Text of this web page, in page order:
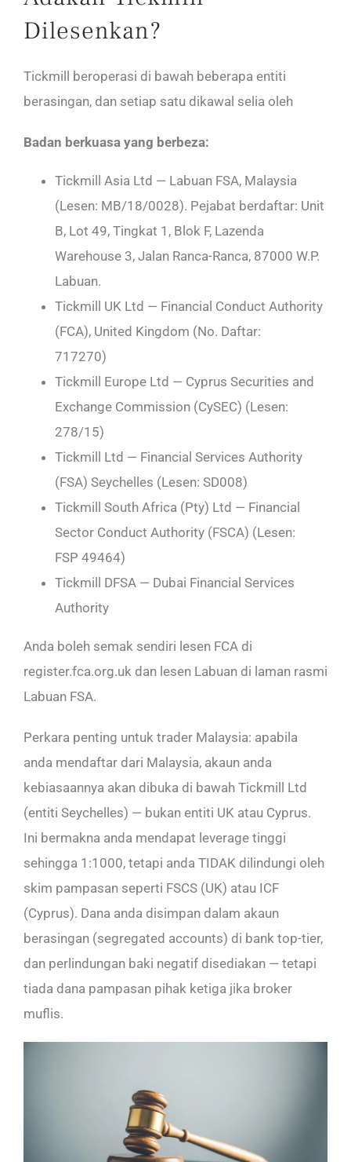
Dilesenkan?
Tickmill beroperasi di bawah beberapa entiti
berasingan, dan setiap satu dikawal selia oleh
Badan berkuasa yang berbeza:
Tickmill Asia Ltd — Labuan FSA, Malaysia
(Lesen: MB/18/0028). Pejabat berdaftar: Unit
B, Lot 49, Tingkat 1, Blok F, Lazenda
Warehouse 3, Jalan Ranca-Ranca, 87000 W.P.
Labuan.
Tickmill UK Ltd — Financial Conduct Authority
(FCA), United Kingdom (No. Daftar:
717270)
Tickmill Europe Ltd — Cyprus Securities and
Exchange Commission (CySEC) (Lesen:
278/15)
Tickmill Ltd — Financial Services Authority
(FSA) Seychelles (Lesen: SD008)
Tickmill South Africa (Pty) Ltd — Financial
Sector Conduct Authority (FSCA) (Lesen:
FSP 49464)
Tickmill DFSA — Dubai Financial Services
Authority
Anda boleh semak sendiri lesen FCA di
register.fca.org.uk dan lesen Labuan di laman rasmi
Labuan FSA.
Perkara penting untuk trader Malaysia: apabila
anda mendaftar dari Malaysia, akaun anda
kebiasaannya akan dibuka di bawah Tickmill Ltd
(entiti Seychelles) — bukan entiti UK atau Cyprus.
Ini bermakna anda mendapat leverage tinggi
sehingga 1:1000, tetapi anda TIDAK dilindungi oleh
skim pampasan seperti FSCS (UK) atau ICF
(Cyprus). Dana anda disimpan dalam akaun
berasingan (segregated accounts) di bank top-tier,
dan perlindungan baki negatif disediakan — tetapi
tiada dana pampasan pihak ketiga jika broker
muflis.